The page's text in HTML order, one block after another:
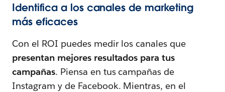
Identifica a los canales de marketing
más eficaces
Con el ROI puedes medir los canales que
presentan mejores resultados para tus
campañas. Piensa en tus campañas de
Instagram y de Facebook. Mientras, en el